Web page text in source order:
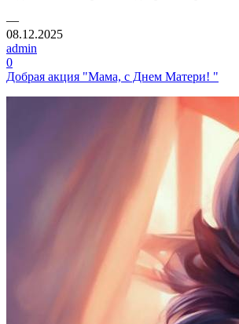
—
08.12.2025
admin
0
Добрая акция "Мама, с Днем Матери! "